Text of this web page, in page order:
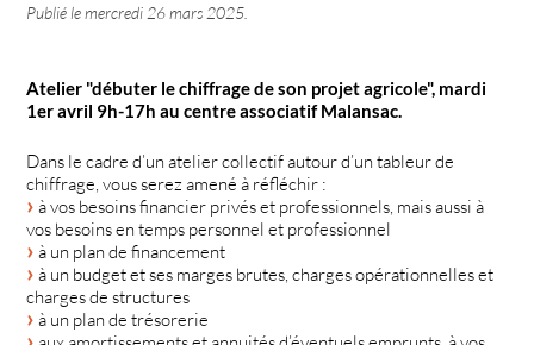
Publié lemercredi 26 mars 2025
Atelier "débuter le chiffrage de son projet agricole", mardi
1er avril 9h-17h au centre associatif Malansac.
Dans le cadre d’un atelier collectif autour d’un tableur de
chiffrage, vous serez amené à réfléchir :
à vos besoins financier privés et professionnels, mais aussi à
vos besoins en temps personnel et professionnel
à un plan de financement
à un budget et ses marges brutes, charges opérationnelles et
charges de structures
à un plan de trésorerie